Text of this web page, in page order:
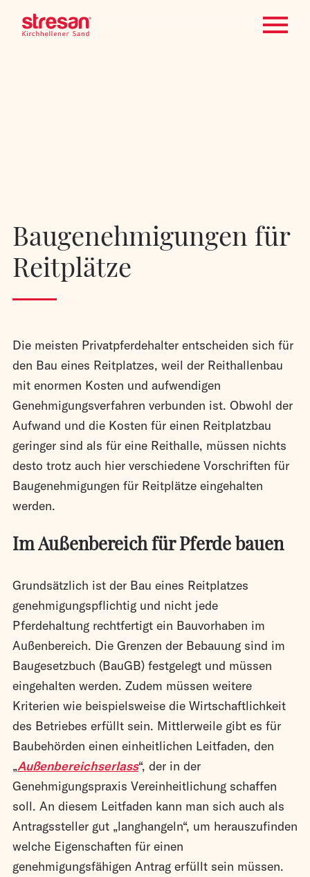
Baugenehmigungen für
Reitplätze
Die meisten Privatpferdehalter entscheiden sich für
den Bau eines Reitplatzes, weil der Reithallenbau
mit enormen Kosten und aufwendigen
Genehmigungsverfahren verbunden ist. Obwohl der
Aufwand und die Kosten für einen Reitplatzbau
geringer sind als für eine Reithalle, müssen nichts
desto trotz auch hier verschiedene Vorschriften für
Baugenehmigungen für Reitplätze eingehalten
werden.
Im Außenbereich für Pferde bauen
Grundsätzlich ist der Bau eines Reitplatzes
genehmigungspflichtig und nicht jede
Pferdehaltung rechtfertigt ein Bauvorhaben im
Außenbereich. Die Grenzen der Bebauung sind im
Baugesetzbuch (BauGB) festgelegt und müssen
eingehalten werden. Zudem müssen weitere
Kriterien wie beispielsweise die Wirtschaftlichkeit
des Betriebes erfüllt sein. Mittlerweile gibt es für
Baubehörden einen einheitlichen Leitfaden, den
„Außenbereichserlass“, der in der
Genehmigungspraxis Vereinheitlichung schaffen
soll. An diesem Leitfaden kann man sich auch als
Antragssteller gut „langhangeln“, um herauszufinden
welche Eigenschaften für einen
genehmigungsfähigen Antrag erfüllt sein müssen.